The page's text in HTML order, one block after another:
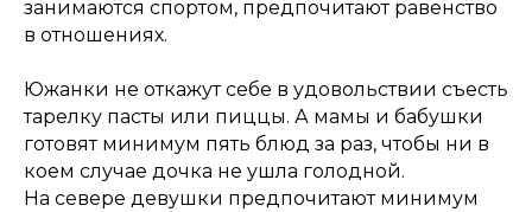
занимаются спортом, предпочитают равенство
в отношениях.
Южанки не откажут себе в удовольствии съесть
тарелку пасты или пиццы. А мамы и бабушки
готовят минимум пять блюд за раз, чтобы ни в
коем случае дочка не ушла голодной.
На севере девушки предпочитают минимум